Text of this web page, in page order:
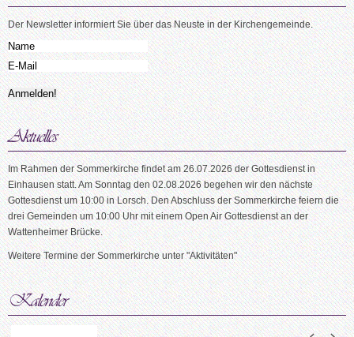
Der Newsletter informiert Sie über das Neuste in der Kirchengemeinde.
Im Rahmen der Sommerkirche findet am 26.07.2026 der Gottesdienst in
Einhausen statt. Am Sonntag den 02.08.2026 begehen wir den nächste
Gottesdienst um 10:00 in Lorsch. Den Abschluss der Sommerkirche feiern die
drei Gemeinden um 10:00 Uhr mit einem Open Air Gottesdienst an der
Wattenheimer Brücke.
Weitere Termine der Sommerkirche unter "Aktivitäten"